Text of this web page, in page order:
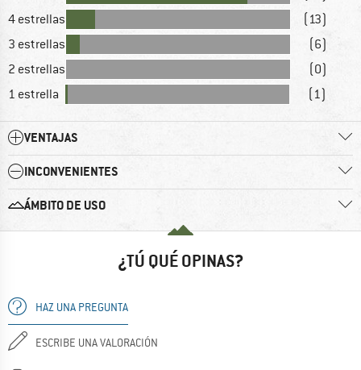
4 estrellas
(13)
3 estrellas
(6)
2 estrellas
(0)
1 estrella
(1)
VENTAJAS
INCONVENIENTES
ÁMBITO DE USO
¿TÚ QUÉ OPINAS?
HAZ UNA PREGUNTA
ESCRIBE UNA VALORACIÓN